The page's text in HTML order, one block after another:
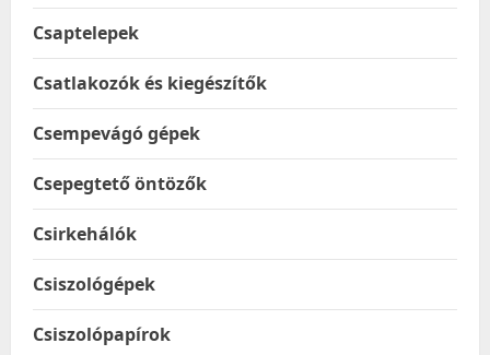
Csaptelepek
Csatlakozók és kiegészítők
Csempevágó gépek
Csepegtető öntözők
Csirkehálók
Csiszológépek
Csiszolópapírok